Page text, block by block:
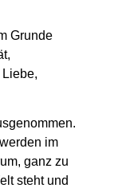
Grunde
im
ganz zu
steht und